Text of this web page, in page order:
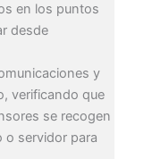
en los puntos
desde
y
verificando que
se recogen
o servidor para